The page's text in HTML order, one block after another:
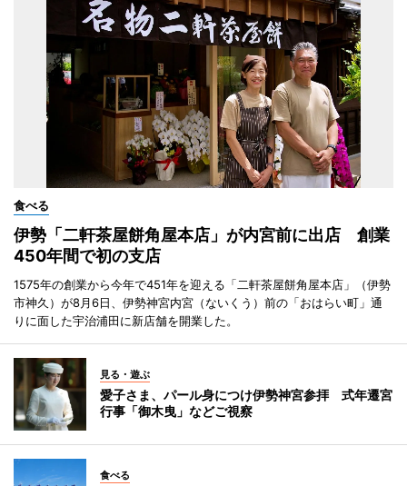
食べる
伊勢「二軒茶屋餅角屋本店」が内宮前に出店 創業
450年間で初の支店
1575年の創業から今年で451年を迎える「二軒茶屋餅角屋本店」（伊勢
市神久）が8月6日、伊勢神宮内宮（ないくう）前の「おはらい町」通
りに面した宇治浦田に新店舗を開業した。
見る・遊ぶ
愛子さま、パール身につけ伊勢神宮参拝 式年遷宮
行事「御木曳」などご視察
食べる